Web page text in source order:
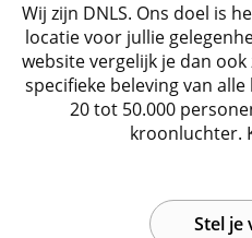
Wij zijn DNLS. Ons doel is
locatie voor jullie
website vergelijk je dan
specifieke beleving van
20 tot 50.000
kroonluchter.
Stel je